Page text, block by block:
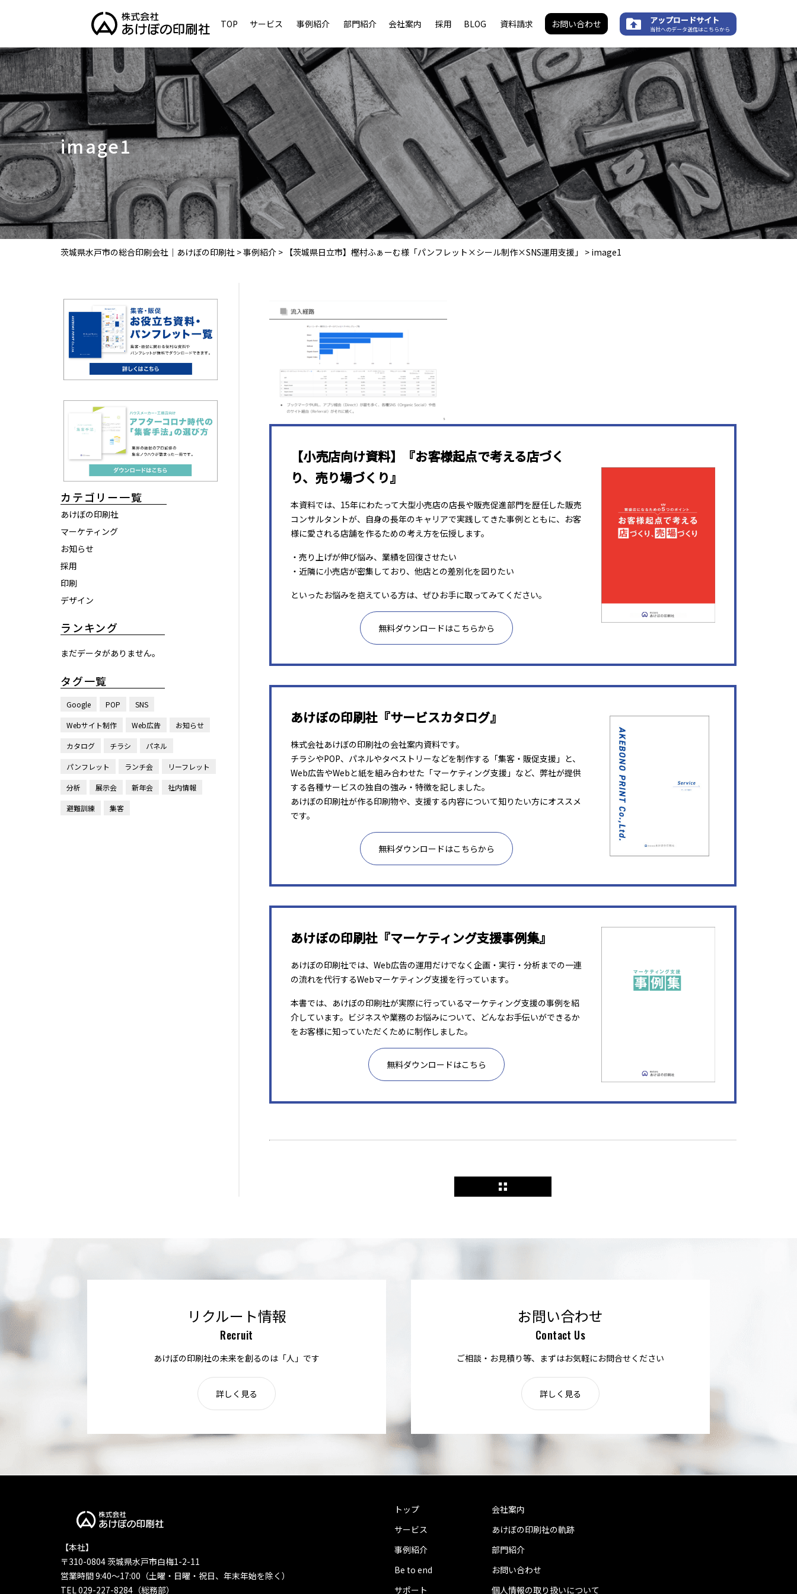
TOP サービス 事例紹介 部門紹介 会社案内 採用 BLOG 資料請求 お問い合わせ アップロードサイト
当社へのデータ送信はこちらから
image1
茨城県水戸市の総合印刷会社｜あけぼの印刷社 >事例紹介 > 【茨城県日立市】樫村ふぁーむ様「パンフレット×シール制作×SNS運用支援」 > image1
カテゴリー一覧
あけぼの印刷社
マーケティング
お知らせ
採用
印刷
デザイン
ランキング
まだデータがありません。
タグ一覧
Google POP SNS
Webサイト制作 Web広告 お知らせ
カタログ チラシ パネル
パンフレット ランチ会 リーフレット
分析 展示会 新年会 社内情報
避難訓練 集客
【小売店向け資料】『お客様起点で考える店づく
り、売り場づくり』
本資料では、15年にわたって大型小売店の店長や販売促進部門を歴任した販売
コンサルタントが、自身の長年のキャリアで実践してきた事例とともに、お客
様に愛される店舗を作るための考え方を伝授します。
・売り上げが伸び悩み、業績を回復させたい
・近隣に小売店が密集しており、他店との差別化を図りたい
といったお悩みを抱えている方は、ぜひお手に取ってみてください。
無料ダウンロードはこちらから
あけぼの印刷社『サービスカタログ』
株式会社あけぼの印刷社の会社案内資料です。
チラシやPOP、パネルやタペストリーなどを制作する「集客・販促支援」と、
Web広告やWebと紙を組み合わせた「マーケティング支援」など、弊社が提供
する各種サービスの独自の強み・特徴を記しました。
あけぼの印刷社が作る印刷物や、支援する内容について知りたい方にオススメ
です。
無料ダウンロードはこちらから
あけぼの印刷社『マーケティング支援事例集』
あけぼの印刷社では、Web広告の運用だけでなく企画・実行・分析までの一連
の流れを代行するWebマーケティング支援を行っています。
本書では、あけぼの印刷社が実際に行っているマーケティング支援の事例を紹
介しています。ビジネスや業務のお悩みについて、どんなお手伝いができるか
をお客様に知っていただくために制作しました。
無料ダウンロードはこちら
リクルート情報
Recruit
あけぼの印刷社の未来を創るのは「人」です
詳しく見る
お問い合わせ
Contact Us
ご相談・お見積り等、まずはお気軽にお問合せください
詳しく見る
【本社】
〒310-0804 茨城県水戸市白梅1-2-11
営業時間 9:40〜17:00（土曜・日曜・祝日、年末年始を除く）
TEL 029-227-8284（総務部）
トップ
サービス
事例紹介
Be to end
サポート
会社案内
あけぼの印刷社の軌跡
部門紹介
お問い合わせ
個人情報の取り扱いについて